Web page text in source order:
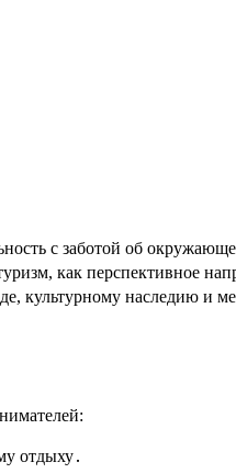
с заботой об
как перспективное
культурному наследию и
отдыху․